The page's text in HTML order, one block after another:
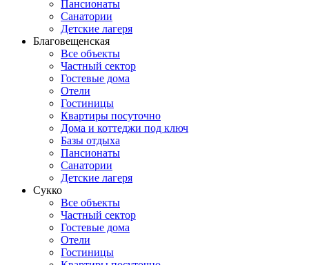
Пансионаты
Санатории
Детские лагеря
Благовещенская
Все объекты
Частный сектор
Гостевые дома
Отели
Гостиницы
Квартиры посуточно
Дома и коттеджи под ключ
Базы отдыха
Пансионаты
Санатории
Детские лагеря
Сукко
Все объекты
Частный сектор
Гостевые дома
Отели
Гостиницы